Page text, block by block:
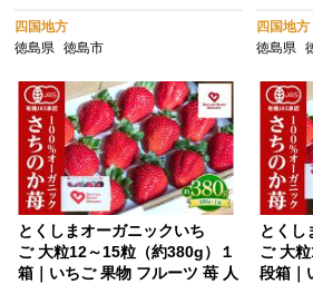
四国地方
徳島県
徳島市
四国地方
徳島県
とくしまオーガニックいち
ご 大粒12～15粒（約380g）１
箱｜いちご 果物 フルーツ 苺 人
とくし
ご 大
段箱｜